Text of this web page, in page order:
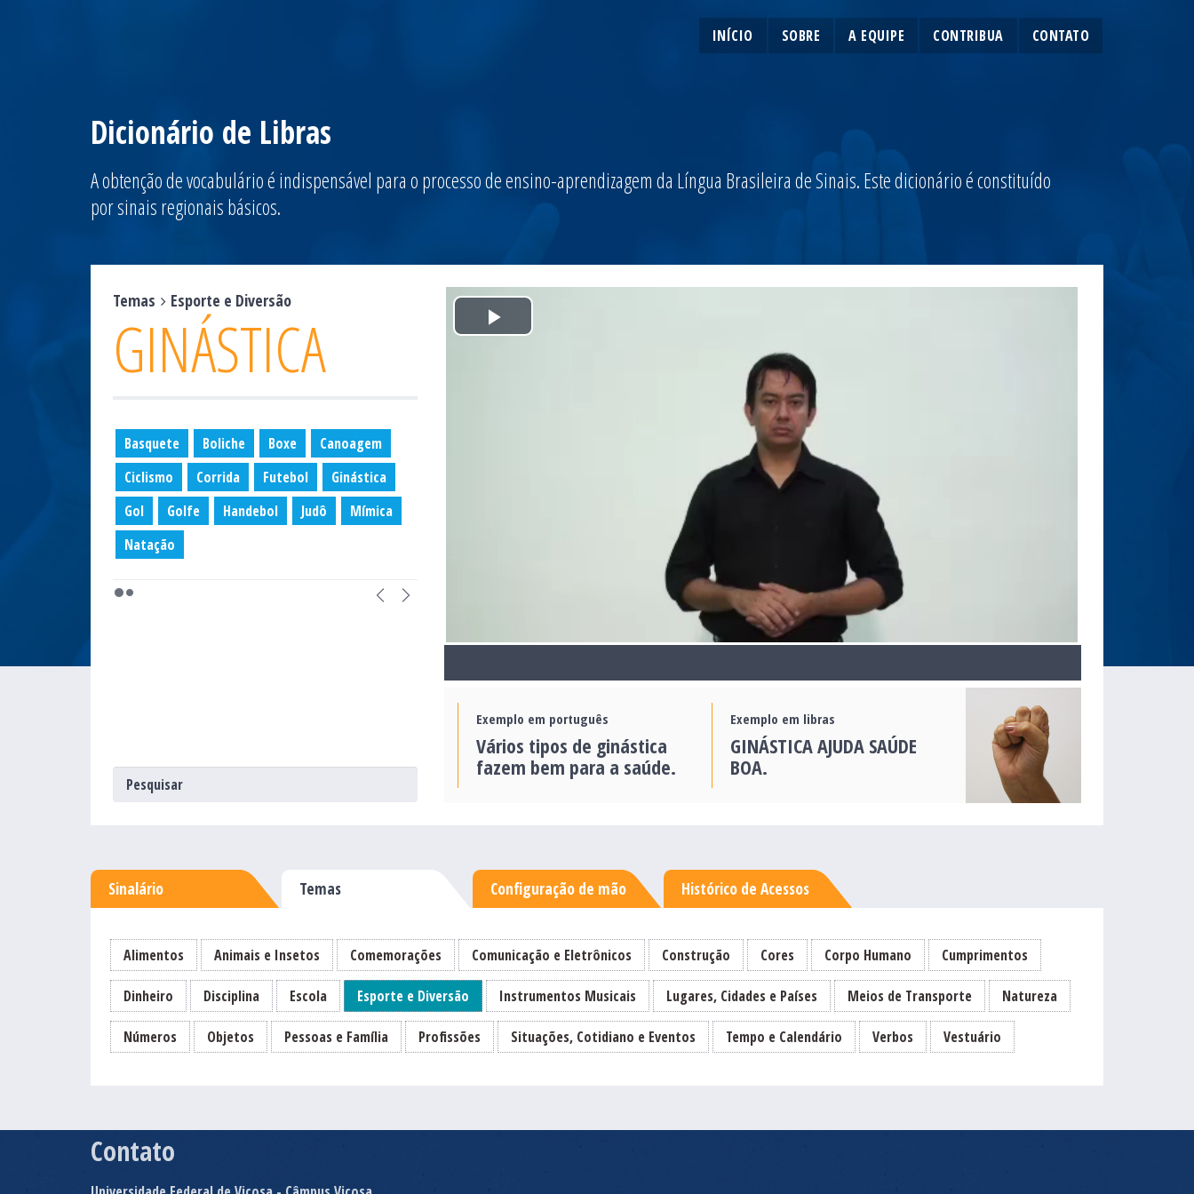
INÍCIO SOBRE A EQUIPE CONTRIBUA CONTATO
Dicionário de Libras
A obtenção de vocabulário é indispensável para o processo de ensino-aprendizagem da Língua Brasileira de Sinais. Este dicionário é constituído
por sinais regionais básicos.
Play
Exemplo em português
Vários tipos de ginástica
fazem bem para a saúde.
Exemplo em libras
GINÁSTICA AJUDA SAÚDE
BOA.
Temas Esporte e Diversão
GINÁSTICA
Basquete Boliche Boxe
Canoagem
Ciclismo
Corrida Futebol
Ginástica
Gol
Golfe Handebol Judô
Mímica
Natação
Sinalário Temas Configuração de mão Histórico de Acessos
Alimentos Animais e Insetos Comemorações Comunicação e Eletrônicos Construção Cores Corpo Humano Cumprimentos
Dinheiro Disciplina Escola Esporte e Diversão Instrumentos Musicais Lugares, Cidades e Países Meios de Transporte Natureza
Números Objetos Pessoas e Família Profissões Situações, Cotidiano e Eventos Tempo e Calendário Verbos Vestuário
Contato